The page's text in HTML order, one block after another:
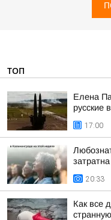
ТОП
Елена
русские
17:00
затратна
20:33
Как все